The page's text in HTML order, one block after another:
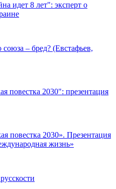
идет 8 лет": эксперт о
– бред? (Евстафьев,
повестка 2030": презентация
повестка 2030». Презентация
жизнь»